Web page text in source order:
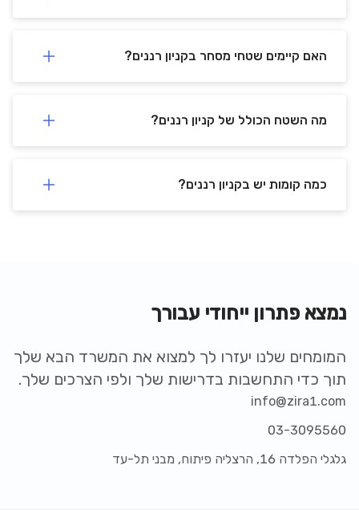
האם קיימים שטחי מסחר בקניון רננים?
מה השטח הכולל של קניון רננים?
כמה קומות יש בקניון רננים?
נמצא פתרון ייחודי עבורך
המומחים שלנו יעזרו לך למצוא את המשרד הבא שלך
תוך כדי התחשבות בדרישות שלך ולפי הצרכים שלך.
info@zira1.com
03-3095560
גלגלי הפלדה 16, הרצליה פיתוח, מבני תל-עד